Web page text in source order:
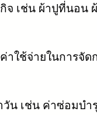
เช่น ผ้าปูที่นอน
ใช้จ่ายในการจัด
น เช่น ค่าซ่อมบ